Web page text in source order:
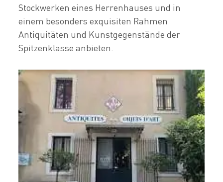
Stockwerken eines Herrenhauses und in
einem besonders exquisiten Rahmen
Antiquitäten und Kunstgegenstände der
Spitzenklasse anbieten.